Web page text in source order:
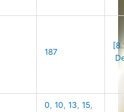
187
0,10,13,15,